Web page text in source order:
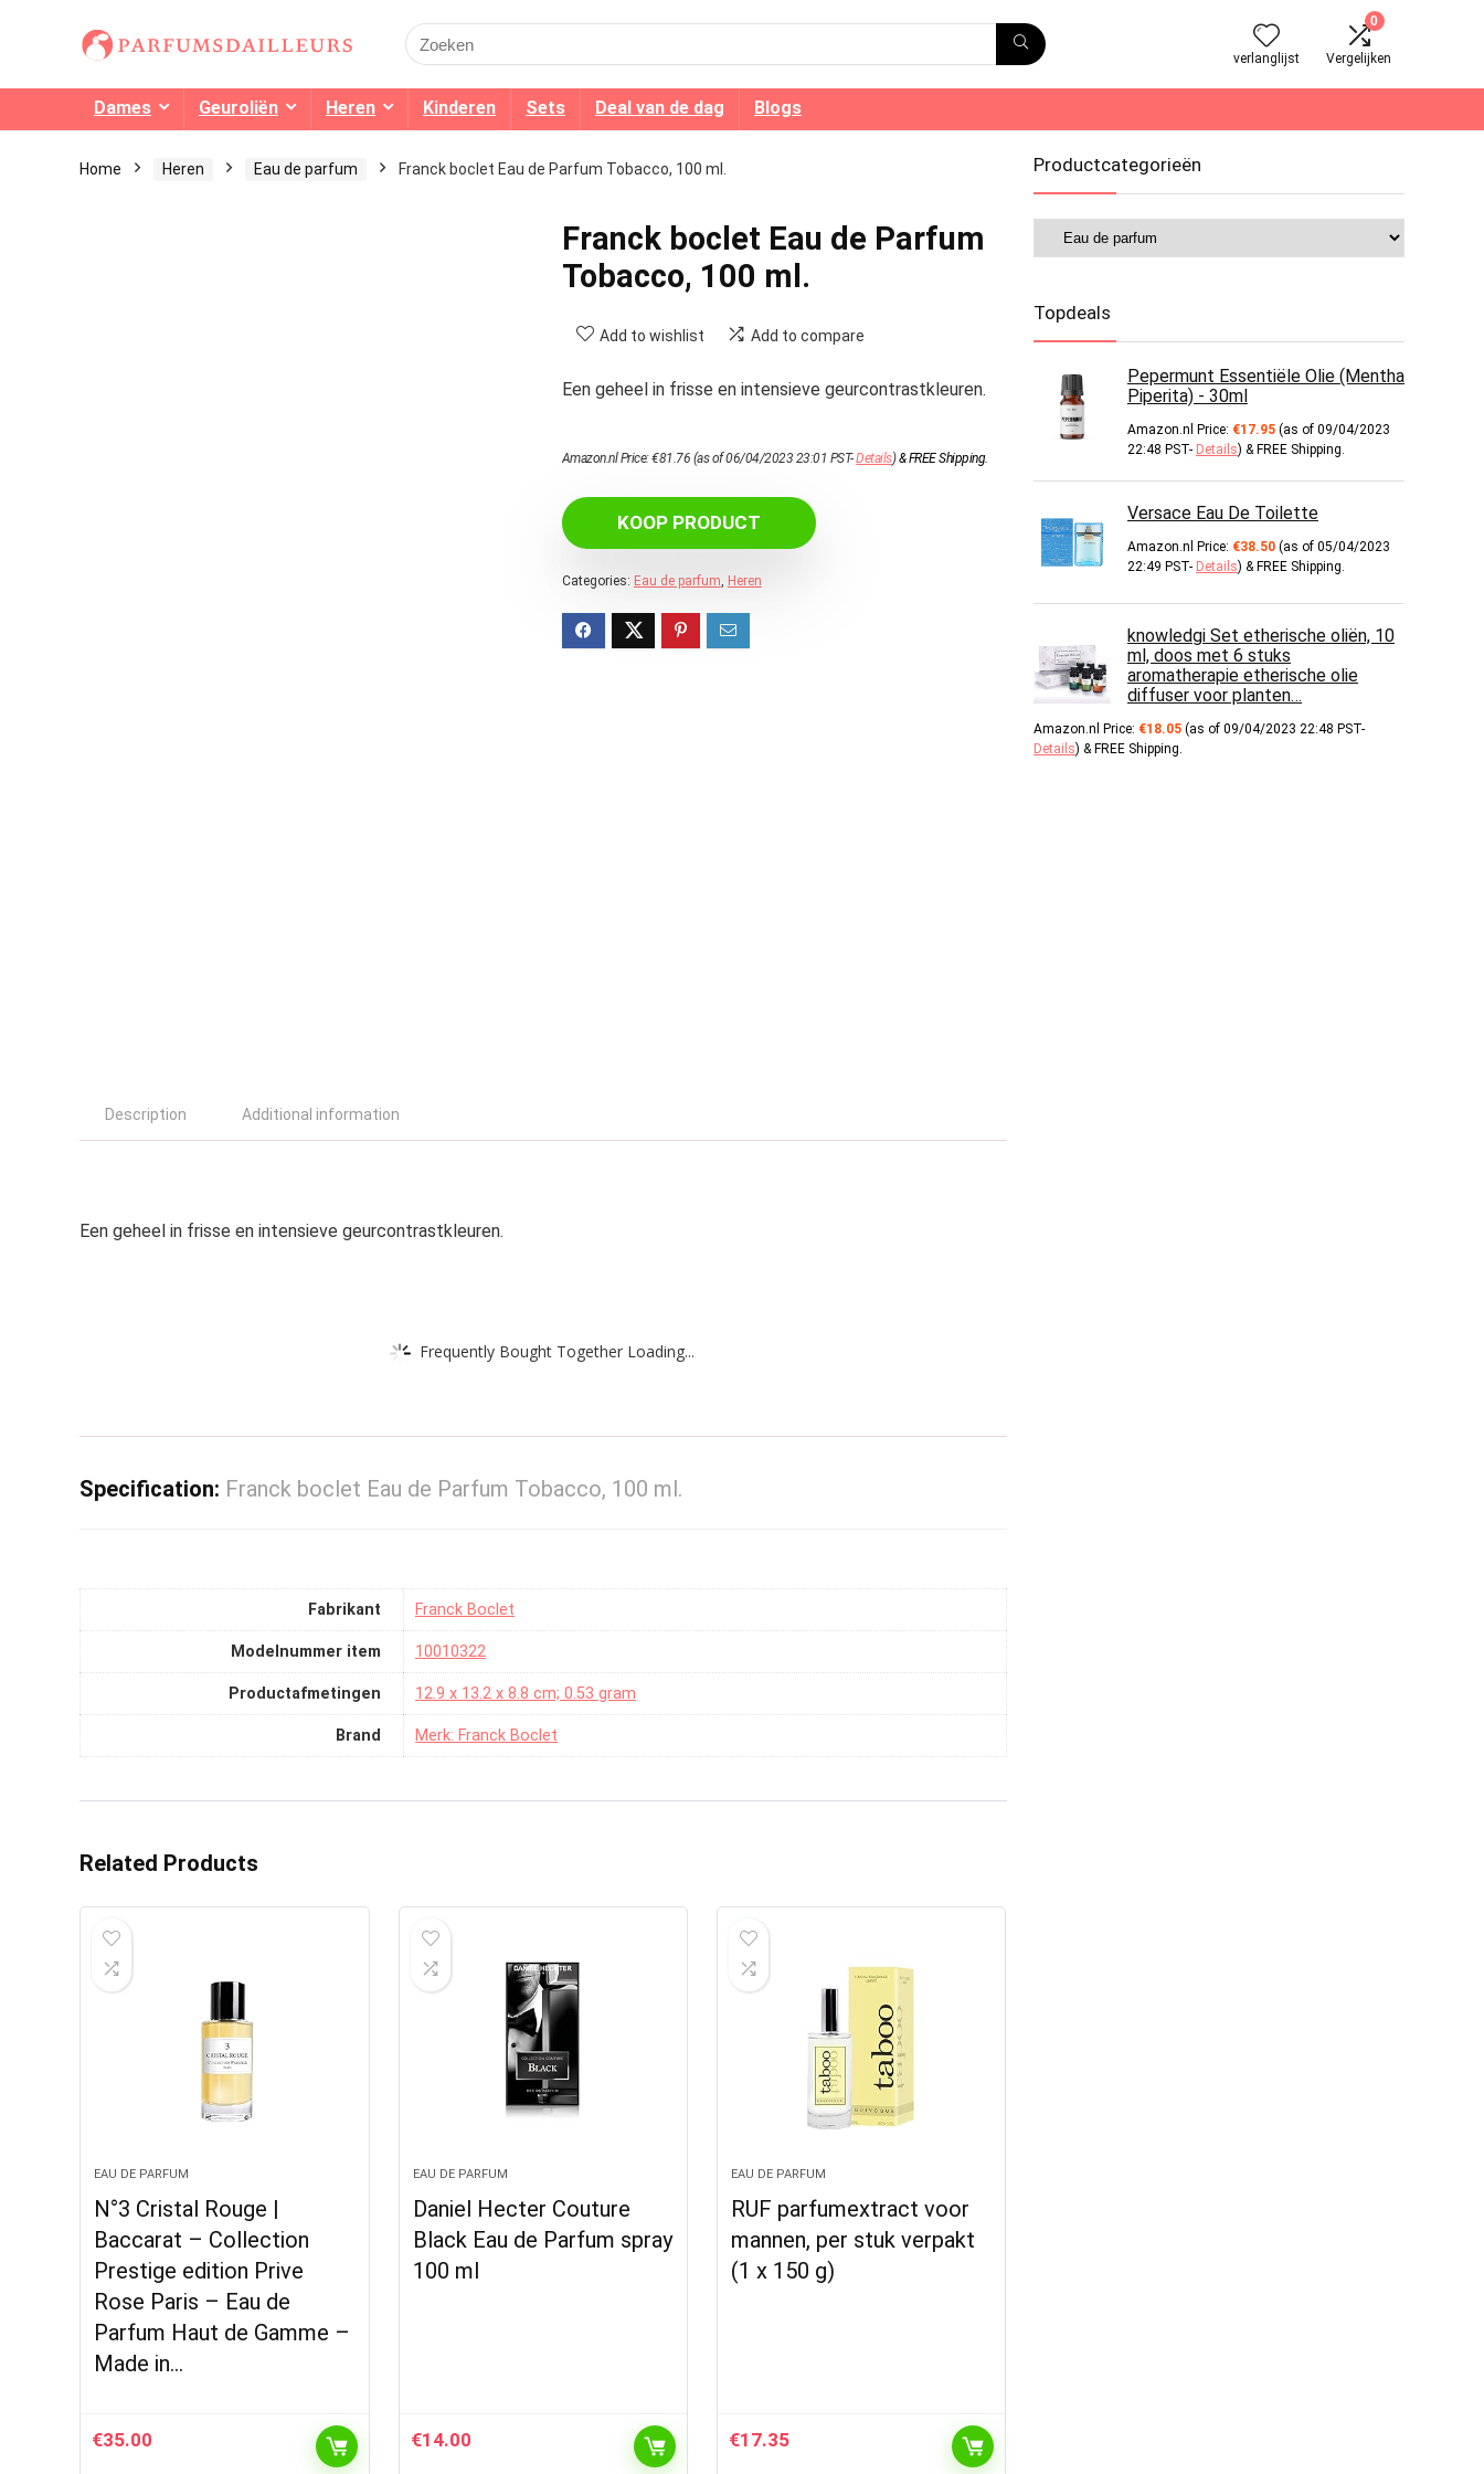
Search
for:
verlanglijst
0
Vergelijken
Dames Geuroliën Heren Kinderen Sets Deal van de dag Blogs
Home Heren Eau de parfum Franck boclet Eau de Parfum Tobacco, 100 ml.
Franck boclet Eau de Parfum
Tobacco, 100 ml.
Add to wishlist Add to compare
Een geheel in frisse en intensieve geurcontrastkleuren.
Amazon.nl Price:€81.76 (as of 06/04/2023 23:01 PST-Details)&FREE Shipping.
KOOP PRODUCT
Categories: Eau de parfum, Heren
Description Additional information
Een geheel in frisse en intensieve geurcontrastkleuren.
Frequently Bought Together Loading...
Specification: Franck boclet Eau de Parfum Tobacco, 100 ml.
Fabrikant ‎Franck Boclet
Modelnummer item ‎10010322
Productafmetingen ‎12.9 x 13.2 x 8.8 cm; 0.53 gram
Brand Merk: Franck Boclet
Related Products
EAU DE PARFUM
N°3 Cristal Rouge |
Baccarat – Collection
Prestige edition Prive
Rose Paris – Eau de
Parfum Haut de Gamme –
Made in…
€35.00
EAU DE PARFUM
Daniel Hecter Couture
Black Eau de Parfum spray
100 ml
€14.00
EAU DE PARFUM
RUF parfumextract voor
mannen, per stuk verpakt
(1 x 150 g)
€17.35
Productcategorieën
Topdeals
Pepermunt Essentiële Olie (Mentha
Piperita) - 30ml
Amazon.nl Price: €17.95 (as of 09/04/2023
22:48 PST- Details) & FREE Shipping.
Versace Eau De Toilette
Amazon.nl Price: €38.50 (as of 05/04/2023
22:49 PST- Details) & FREE Shipping.
knowledgi Set etherische oliën, 10
ml, doos met 6 stuks
aromatherapie etherische olie
diffuser voor planten…
Amazon.nl Price: €18.05 (as of 09/04/2023 22:48 PST-
Details) & FREE Shipping.